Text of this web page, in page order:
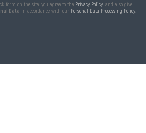
form on the site, you agree to the Privacy Policy , and also give
Data in accordance with our Personal Data Processing Policy.